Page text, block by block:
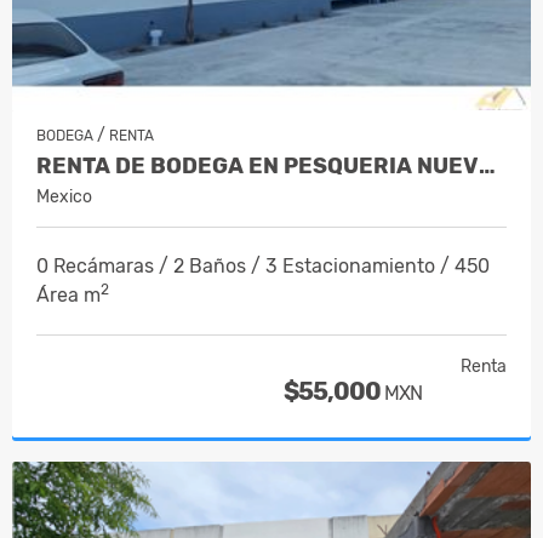
BODEGA / RENTA
RENTA DE BODEGA EN PESQUERIA NUEVO L…
Mexico
0 Recámaras / 2 Baños / 3 Estacionamiento / 450
Área m2
Renta
$55,000 MXN